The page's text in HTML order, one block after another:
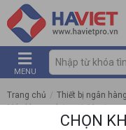
MENU
Trang chủ / Thiết bị ngân hàng
Máy khoan chứng từ Manic
CHỌN